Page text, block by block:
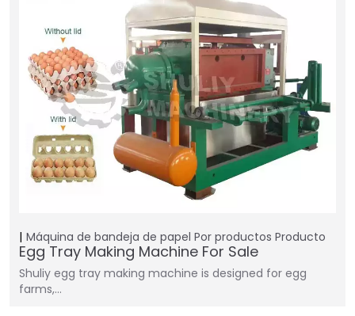
Máquina de bandeja de papel Por productos Producto
Egg Tray Making Machine For Sale
Shuliy egg tray making machine is designed for egg
farms,…